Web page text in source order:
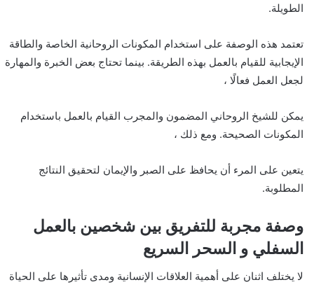
الطويلة.
تعتمد هذه الوصفة على استخدام المكونات الروحانية الخاصة والطاقة
الإيجابية للقيام بالعمل بهذه الطريقة. بينما تحتاج بعض الخبرة والمهارة
لجعل العمل فعالًا ،
يمكن للشيخ الروحاني المضمون والمجرب القيام بالعمل باستخدام
المكونات الصحيحة. ومع ذلك ،
يتعين على المرء أن يحافظ على الصبر والإيمان لتحقيق النتائج
المطلوبة.
وصفة مجربة للتفريق بين شخصين بالعمل
السفلي و السحر السريع
لا يختلف اثنان على أهمية العلاقات الإنسانية ومدى تأثيرها على الحياة